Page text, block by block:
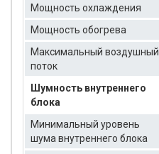
Мощность охлаждения
Мощность обогрева
Максимальный воздушный
поток
Шумность внутреннего
блока
Минимальный уровень
шума внутреннего блока